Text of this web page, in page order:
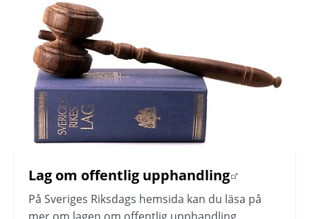
Lag om offentlig upphandling
Länk till annan webbplats.
På Sveriges Riksdags hemsida kan du läsa på